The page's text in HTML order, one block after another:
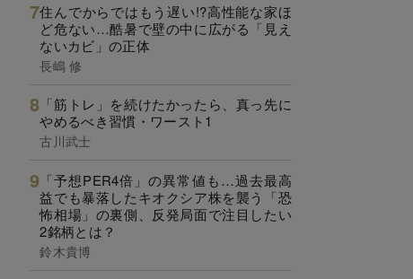
住んでからではもう遅い!?高性能な家ほ
ど危ない…酷暑で壁の中に広がる「見え
ないカビ」の正体
長嶋 修
「筋トレ」を続けたかったら、真っ先に
やめるべき習慣・ワースト1
古川武士
「予想PER4倍」の異常値も…過去最高
益でも暴落したキオクシア株を襲う「恐
怖相場」の裏側、反発局面で注目したい
2銘柄とは？
鈴木貴博